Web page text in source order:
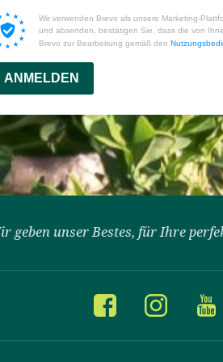
Wir verwenden Brevo als unsere Marketing-
und absenden, bestätigen Sie, dass die von
Brevo zur Bearbeitung gemäß den
ANMELDEN
geben unser Bestes, für Ihre